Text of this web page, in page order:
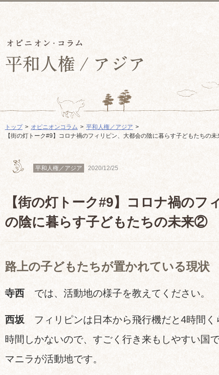
トップ オピニオンコラム
平和人権／アジア
【街の灯トーク#9】コロナ禍のフィリピン、大都会の陰に暮らす子どもたちの
平和人権／アジア 2020/12/25
【街の灯トーク#9】コロナ禍のフ
の陰に暮らす子どもたちの未来②
路上の子どもたちが置かれている現状
寺西 では、活動地の様子を教えてください。
西坂 フィリピンは日本から飛行機だと4時間く
時間しかないので、すごく行き来もしやすい国
マニラが活動地です。